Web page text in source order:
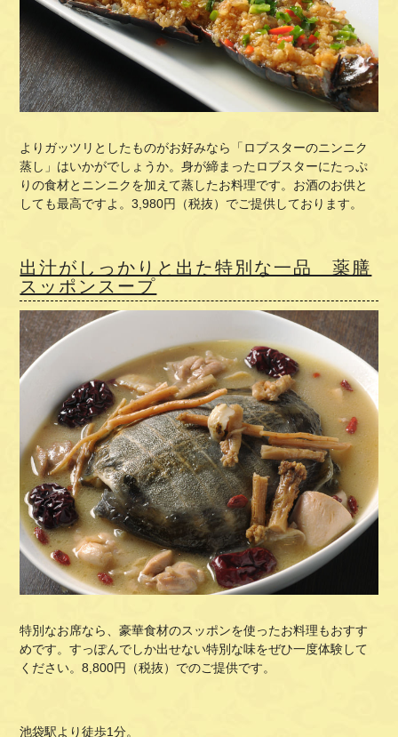
よりガッツリとしたものがお好みなら「 ロブスターのニンニク
蒸し 」はいかがでしょうか。身が締まったロブスターにたっぷ
りの食材とニンニクを加えて蒸したお料理です。お酒のお供と
しても最高ですよ。3,980円（税抜）でご提供しております。
出汁がしっかりと出た特別な一品 薬膳
スッポンスープ
特別なお席なら、豪華食材のスッポンを使ったお料理もおすす
めです。すっぽんでしか出せない特別な味をぜひ一度体験して
ください。8,800円（税抜）でのご提供です。
池袋駅より徒歩1分。